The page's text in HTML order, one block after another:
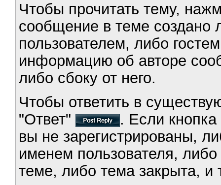
Чтобы прочитать тему,
сообщение в теме создано
пользователем, либо
информацию об авторе
либо сбоку от него.
Чтобы ответить в
"Ответ"
. Если
вы не зарегистрированы,
именем пользователя,
теме, либо тема закрыта, и